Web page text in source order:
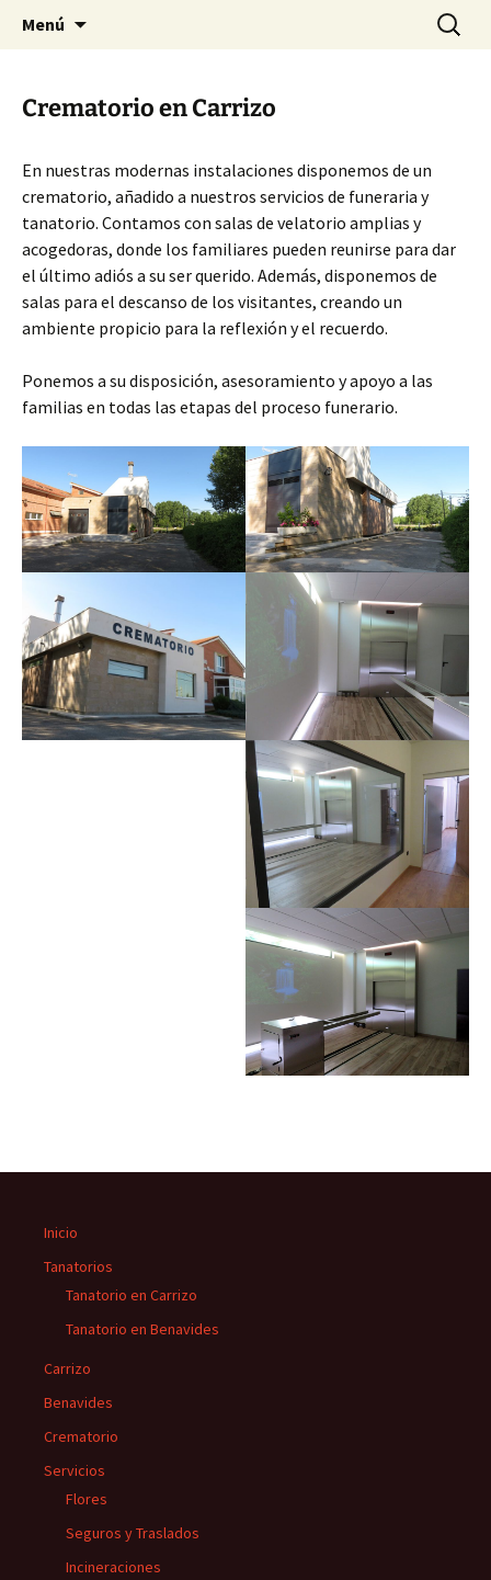
Tanatorio, Funeraria y
crematorio Virgen del Villar
Servicios funerarios
Menú Buscar:
Crematorio en Carrizo
En nuestras modernas instalaciones disponemos de un
crematorio, añadido a nuestros servicios de funeraria y
tanatorio. Contamos con salas de velatorio amplias y
acogedoras, donde los familiares pueden reunirse para dar
el último adiós a su ser querido. Además, disponemos de
salas para el descanso de los visitantes, creando un
ambiente propicio para la reflexión y el recuerdo.
Ponemos a su disposición, asesoramiento y apoyo a las
familias en todas las etapas del proceso funerario.
Inicio
Tanatorios
Tanatorio en Carrizo
Tanatorio en Benavides
Carrizo
Benavides
Crematorio
Servicios
Flores
Seguros y Traslados
Incineraciones